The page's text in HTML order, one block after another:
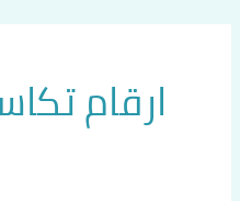
ارقام